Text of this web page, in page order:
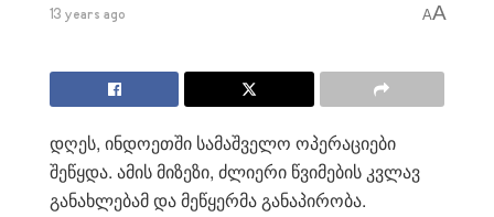
13 years ago AA
დღეს, ინდოეთში სამაშველო ოპერაციები
შეწყდა. ამის მიზეზი, ძლიერი წვიმების კვლავ
განახლებამ და მეწყერმა განაპირობა.